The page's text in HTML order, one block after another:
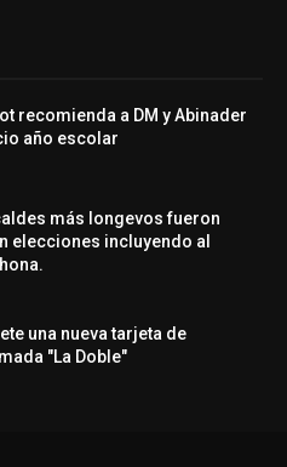
recomienda a DM y Abinader
año escolar
más longevos fueron
elecciones incluyendo al
una nueva tarjeta de
"La Doble"